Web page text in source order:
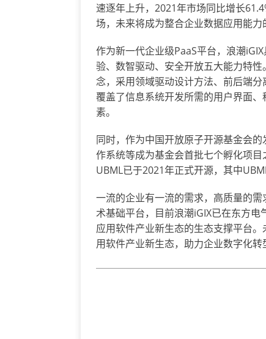
速逐年上升，2021年市场同比增长
场，未来将成为整合企业数据应用能力
作为新一代企业级PaaS平台，浪潮
验、数智驱动、安全开放五大能力特
念，采用领域驱动设计方法、前后端
覆盖了信息系统开发所需的用户界面
素。
同时，作为中国开放原子开源基金会
作系统等成为基金会首批七个孵化项目
UBML已于2021年正式开源，其中
一流的企业有一流的需求，高质量的
术基础平台，目前浪潮iGIX已在东方
应用软件产业新生态的生态支撑平台
用软件产业新生态，助力企业数字化转